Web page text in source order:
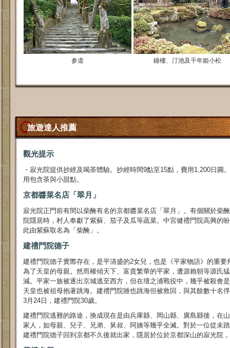
参道 鐘樓、汀池及千年姫小松
旅遊達人推薦
觀光提示
・寂光院提供抄經及喝茶體驗。抄經時間9點至15點，費用1,200日圓
用包含茶與小甜點。
京都醬菜名店「翠月」
寂光院正門前有間以柴醃有名的京都醬菜名店「翠月」。有個關於柴
院隱居時，村人奉獻了紫蘇、茄子及瓜等蔬菜。中宮健禮門院高興的
此由紫蘇取名為「柴醃」。
建禮門院德子
建禮門院德子實際存在，是平清盛的2女兒，也是《平家物語》的重
為了天皇的母親。然而權傾天下、富貴繁華的平家，遭源賴朝等源氏
減。平家一族被逐出京城逃至西方，但在壇之浦戰役中，幾乎被殺會
天皇也被祖母抱著跳海。建禮門院雖也跳海但被救回，與其餘數十名
3月24日，建禮門院30歲。
建禮門院逃難的路途，換成現在是由兵庫縣、岡山縣、廣島縣後，在
家人，如母親、兒子、兄弟、舅叔、阿姨等幾乎全滅。對於一位從未
建禮門院德子回到京都不久後就出家，隱居於位於京都深山的寂光院